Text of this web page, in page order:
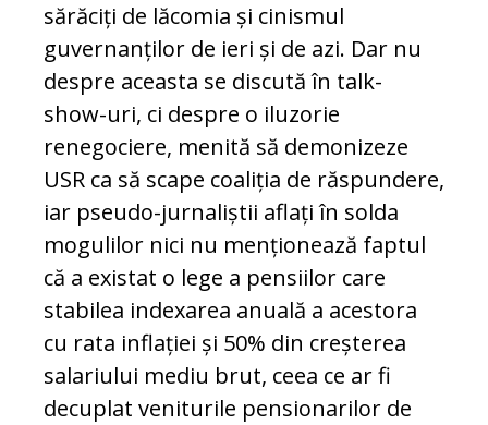
sărăciți de lăcomia și cinismul
guvernanților de ieri și de azi. Dar nu
despre aceasta se discută în talk-
show-uri, ci despre o iluzorie
renegociere, menită să demonizeze
USR ca să scape coaliția de răspundere,
iar pseudo-jurnaliștii aflați în solda
mogulilor nici nu menționează faptul
că a existat o lege a pensiilor care
stabilea indexarea anuală a acestora
cu rata inflației și 50% din creșterea
salariului mediu brut, ceea ce ar fi
decuplat veniturile pensionarilor de